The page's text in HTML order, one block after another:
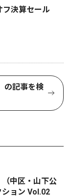
フ決算セール
の記事を検
（中区・山下公
ョン Vol.02